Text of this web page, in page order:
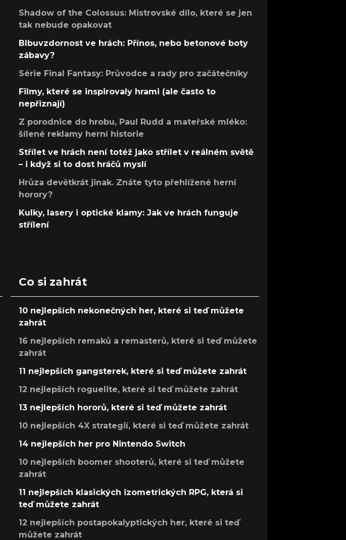
Shadow of the Colossus: Mistrovské dílo, které se jen
tak nebude opakovat
Blbuvzdornost ve hrách: Přínos, nebo betonové boty
zábavy?
Série Final Fantasy: Průvodce a rady pro začátečníky
Filmy, které se inspirovaly hrami (ale často to
nepřiznají)
Z porodnice do hrobu, Paul Rudd a mateřské mléko:
šílené reklamy herní historie
Střílet ve hrách není totéž jako střílet v reálném světě
– i když si to dost hráčů myslí
Hrůza devětkrát jinak. Znáte tyto přehlížené herní
horory?
Kulky, lasery i optické klamy: Jak ve hrách funguje
střílení
Co si zahrát
10 nejlepších nekonečných her, které si teď můžete
zahrát
16 nejlepších remaků a remasterů, které si teď můžete
zahrát
11 nejlepších gangsterek, které si teď můžete zahrát
12 nejlepších roguelite, které si teď můžete zahrát
13 nejlepších hororů, které si teď můžete zahrát
10 nejlepších 4X strategií, které si teď můžete zahrát
14 nejlepších her pro Nintendo Switch
10 nejlepších boomer shooterů, které si teď můžete
zahrát
11 nejlepších klasických izometrických RPG, která si
teď můžete zahrát
12 nejlepších postapokalyptických her, které si teď
můžete zahrát